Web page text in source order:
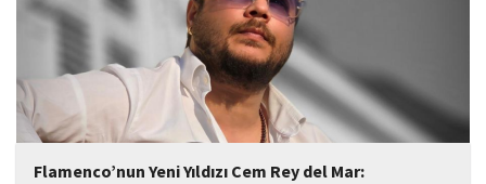
başladı.
Flamenco’nun Yeni Yıldızı Cem Rey del Mar: